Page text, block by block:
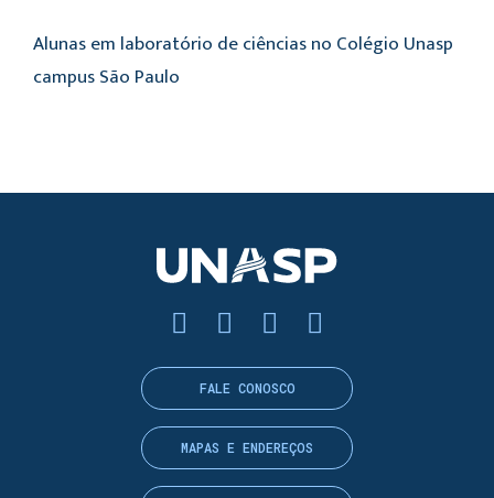
Alunas em laboratório de ciências no Colégio Unasp
campus São Paulo
FALE CONOSCO
MAPAS E ENDEREÇOS